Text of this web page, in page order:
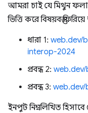
আমরা চাই যে মিথুন
ভিত্তি করে বিষয়বস্তু
ধারা 1: web.dev/
interop-2024
প্রবন্ধ 2:
প্রবন্ধ 3:
ইনপুট নিম্নলিখিত